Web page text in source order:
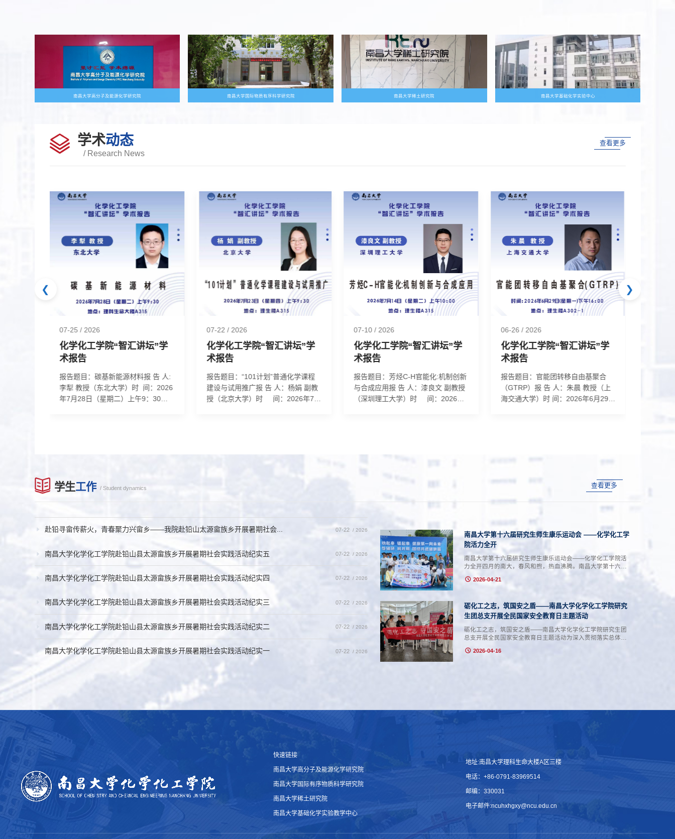
南昌大学高分子及能源化学研究院 南昌大学国际物质有序科学研究院 南昌大学稀土研究院 南昌大学基础化学实验中心
学术动态
/ Research News
查看更多
07-25 / 2026
化学化工学院“智汇讲坛”学
术报告
报告题目：碳基新能源材料报 告 人:
李犁 教授（东北大学）时 间：2026
年7月28日（星期二）上午9：30地
学会化工新材料专业委会委员等多个
07-22 / 2026
化学化工学院“智汇讲坛”学
术报告
报告题目：“101计划”普通化学课程
建设与试用推广报 告 人：杨娟 副教
授（北京大学）时 间：2026年7月
“普通化学（英文班）”，该课程获评
2023年编著出版课程配套教材《普通
07-10 / 2026
化学化工学院“智汇讲坛”学
术报告
报告题目：芳烃C-H官能化:机制创新
与合成应用报 告 人：漆良文 副教授
（深圳理工大学）时 间：2026年7
学化学系，2015年于中科院成都有机
化学研究所获有机化学博士学位，随
之先后在南方科技大学、新加坡国立
大学开展博士后研究。2025年入职深
圳理工大学药学院。研究兴趣在于芳
烃C-H官能化新机制开发，...
06-26/ 2026
化学化工学院“智汇讲坛”学
术报告
报告题目：官能团转移自由基聚合
（GTRP）报 告 人：朱晨 教授（上
海交通大学）时 间：2026年6月29日
Journals Award等奖励。担任《中国
科学：化学》、《化学学报》、《高
等学校化学学报》、《有机化学》...
❮ ❯
学生工作 / Student dynamics 查看更多
赴铅寻畲传薪火，青春聚力兴畲乡——我院赴铅山太源畲族乡开展暑期社会... 07-22 / 2026
南昌大学化学化工学院赴铅山县太源畲族乡开展暑期社会实践活动纪实五 07-22 / 2026
南昌大学化学化工学院赴铅山县太源畲族乡开展暑期社会实践活动纪实四 07-22 / 2026
南昌大学化学化工学院赴铅山县太源畲族乡开展暑期社会实践活动纪实三 07-22 / 2026
南昌大学化学化工学院赴铅山县太源畲族乡开展暑期社会实践活动纪实二 07-22 / 2026
南昌大学化学化工学院赴铅山县太源畲族乡开展暑期社会实践活动纪实一 07-22 / 2026
南昌大学第十六届研究生师生康乐运动会 ——化学化工学
院活力全开
南昌大学第十六届研究生师生康乐运动会——化学化工学院活
力全开四月的南大，春风和煦，热血沸腾。南昌大学第十六届
研究生师生康乐运动会如期而至，化学化工学院积极响应、全
面统筹、周密部署，广泛动员师生踊跃参与，共计300余名师
生投身于赛事之中，共组建1支培养单位队伍与 24支课题组队
和师生团结一心的风貌，学院荣获优秀组织奖、单项成绩第一
名、第三名及团体总分第三名等荣誉，...
2026-04-21
砺化工之志，筑国安之盾——南昌大学化学化工学院研究
生团总支开展全民国家安全教育日主题活动
砺化工之志，筑国安之盾——南昌大学化学化工学院研究生团
总支开展全民国家安全教育日主题活动为深入贯彻落实总体国
下午两点，化学化工学院研究生团委在理生楼一楼开展“砺化工
2026-04-16
快速链接
南昌大学高分子及能源化学研究院
南昌大学国际有序物质科学研究院
南昌大学稀土研究院
南昌大学基础化学实验教学中心
地址:南昌大学理科生命大楼A区三楼
电话：+86-0791-83969514
邮编：330031
电子邮件:ncuhxhgxy@ncu.edu.cn